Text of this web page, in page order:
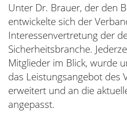
Unter Dr. Brauer, der den
entwickelte sich der
Interessenvertretung der
Sicherheitsbranche.
Mitglieder im Blick, wurde
das Leistungsangebot des
erweitert und an die
angepasst.